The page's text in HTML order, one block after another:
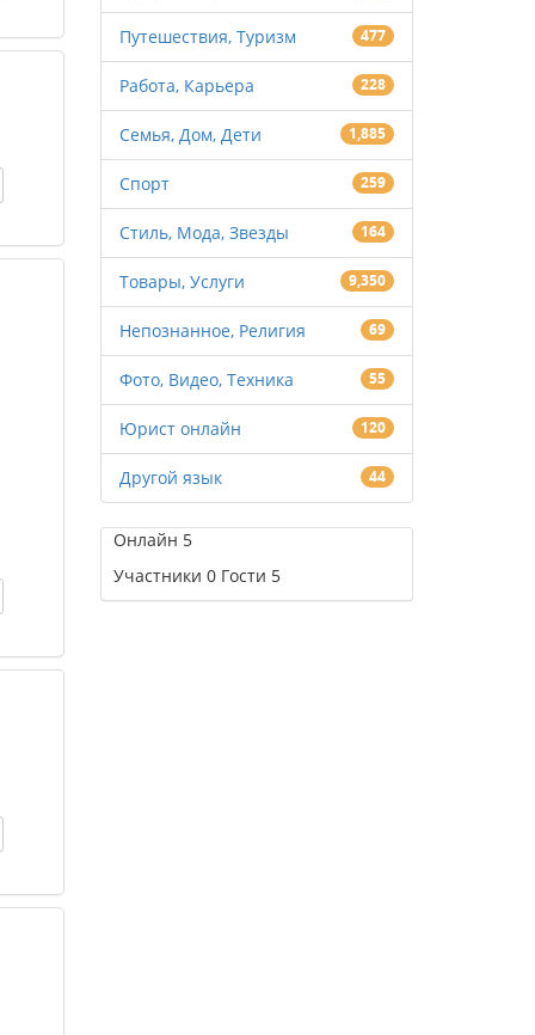
Путешествия, Туризм 477
Работа, Карьера 228
Семья, Дом, Дети 1,885
Спорт 259
Стиль, Мода, Звезды 164
Товары, Услуги 9,350
Непознанное, Религия 69
Фото, Видео, Техника 55
Юрист онлайн 120
Другой язык 44
Онлайн 5
Участники 0Гости 5